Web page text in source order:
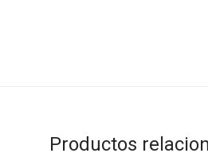
Productos